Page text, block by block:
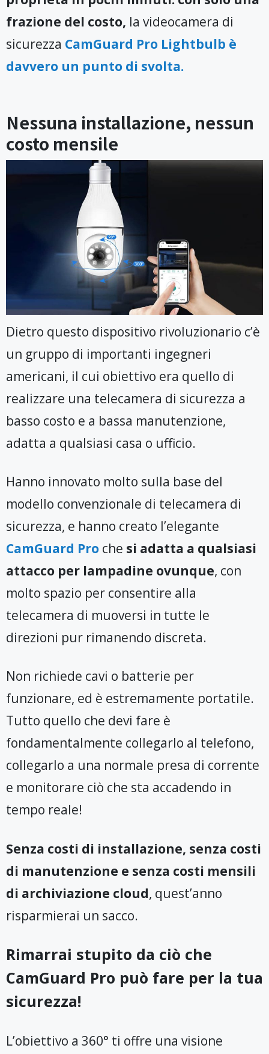
frazione del costo, la videocamera di
sicurezza CamGuard Pro Lightbulb è
davvero un punto di svolta.
Nessuna installazione, nessun
costo mensile
Dietro questo dispositivo rivoluzionario c’è
un gruppo di importanti ingegneri
americani, il cui obiettivo era quello di
realizzare una telecamera di sicurezza a
basso costo e a bassa manutenzione,
adatta a qualsiasi casa o ufficio.
Hanno innovato molto sulla base del
modello convenzionale di telecamera di
sicurezza, e hanno creato l’elegante
CamGuard Pro che si adatta a qualsiasi
attacco per lampadine ovunque, con
molto spazio per consentire alla
telecamera di muoversi in tutte le
direzioni pur rimanendo discreta.
Non richiede cavi o batterie per
funzionare, ed è estremamente portatile.
Tutto quello che devi fare è
fondamentalmente collegarlo al telefono,
collegarlo a una normale presa di corrente
e monitorare ciò che sta accadendo in
tempo reale!
Senza costi di installazione, senza costi
di manutenzione e senza costi mensili
di archiviazione cloud, quest’anno
risparmierai un sacco.
Rimarrai stupito da ciò che
CamGuard Pro può fare per la tua
sicurezza!
L’obiettivo a 360° ti offre una visione